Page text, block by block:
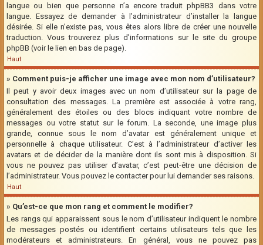
langue ou bien que personne n’a encore traduit phpBB3 dans votre
langue. Essayez de demander à l’administrateur d’installer la langue
désirée. Si elle n’existe pas, vous êtes alors libre de créer une nouvelle
traduction. Vous trouverez plus d’informations sur le site du groupe
phpBB (voir le lien en bas de page).
Haut
» Comment puis-je afficher une image avec mon nom d’utilisateur?
Il peut y avoir deux images avec un nom d’utilisateur sur la page de
consultation des messages. La première est associée à votre rang,
généralement des étoiles ou des blocs indiquant votre nombre de
messages ou votre statut sur le forum. La seconde, une image plus
grande, connue sous le nom d’avatar est généralement unique et
personnelle à chaque utilisateur. C’est à l’administrateur d’activer les
avatars et de décider de la manière dont ils sont mis à disposition. Si
vous ne pouvez pas utiliser d’avatar, c’est peut-être une décision de
l’administrateur. Vous pouvez le contacter pour lui demander ses raisons.
Haut
» Qu’est-ce que mon rang et comment le modifier?
Les rangs qui apparaissent sous le nom d’utilisateur indiquent le nombre
de messages postés ou identifient certains utilisateurs tels que les
modérateurs et administrateurs. En général, vous ne pouvez pas